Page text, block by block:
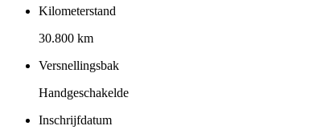
Kilometerstand
30.800 km
Versnellingsbak
Handgeschakelde
Inschrijfdatum